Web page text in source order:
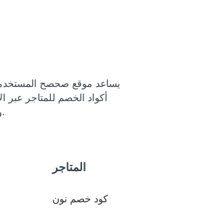
يساعد موقع صحصح
أكواد الخصم للمتاجر عبر
والتي يتم تحديثها باستمرار.
المتاجر
كود خصم نون